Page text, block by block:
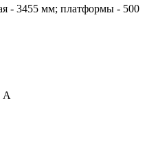
- 3455 мм; платформы - 500
A